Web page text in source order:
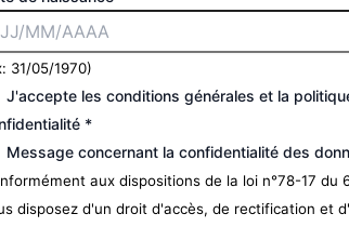
31/05/1970)
J'accepte les conditions générales et la
*
Message concernant la confidentialité des
aux dispositions de la loi n°78-17 du
disposez d'un droit d'accès, de rectification et